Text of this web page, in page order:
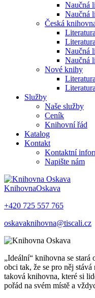
Naučná
Naučná
Česká
Naučná
Naučná
Nové knihy
Služby
Naše služby
Ceník
Knihovní řád
Katalog
Kontakt
Kontaktní
Napište nám
KnihovnaOskava
+420 725 557 765
oskavaknihovna@tiscali.cz
„Ideální“ knihovna se stará
obci tak, že se pro něj
taková knihovna, které si
pořád na svém místě a